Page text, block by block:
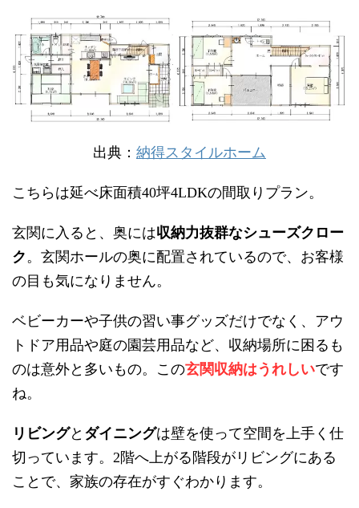
出典： 納得スタイルホーム
こちらは延べ床面積40坪4LDKの間取りプラン。
玄関に入ると、奥には収納力抜群なシューズクロー
ク。玄関ホールの奥に配置されているので、お客様
の目も気になりません。
ベビーカーや子供の習い事グッズだけでなく、アウ
トドア用品や庭の園芸用品など、収納場所に困るも
のは意外と多いもの。この玄関収納はうれしいです
ね。
リビングと ダイニングは壁を使って空間を上手く仕
切っています。 2階へ上がる階段がリビングにある
ことで、家族の存在がすぐわかります。